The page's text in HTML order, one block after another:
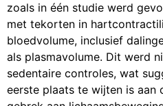
zoals in één studie werd
met tekorten in
bloedvolume, inclusief
als plasmavolume. Dit werd
sedentaire controles, wat
eerste plaats te wijten is aan